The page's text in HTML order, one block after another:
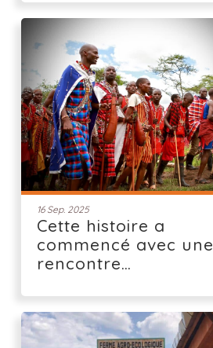
16 Sep. 2025
Cette histoire a
commencé avec une
rencontre…